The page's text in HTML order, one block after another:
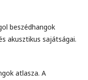
beszédhangok
akusztikus sajátságai.
atlasza. A